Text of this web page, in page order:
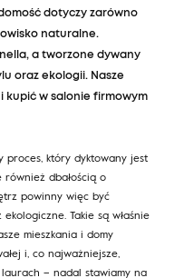
dotyczy zarówno
naturalne.
a tworzone dywany
oraz ekologii. Nasze
kupić w salonie firmowym
cyfrowych,
różnorodności i
znana z
które łączą
estetyką, te
wachlarz
różnym gustom.
proces, który dyktowany jest
dbałością o
powinny więc być
Takie są właśnie
mieszkania i domy
i, co najważniejsze,
– nadal stawiamy na